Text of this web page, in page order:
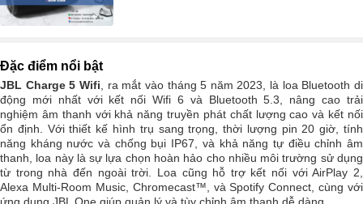
Đặc điểm nổi bật
JBL Charge 5 Wifi, ra mắt vào tháng 5 năm 2023, là loa Bluetooth di
động mới nhất với kết nối Wifi 6 và Bluetooth 5.3, nâng cao trải
nghiệm âm thanh với khả năng truyền phát chất lượng cao và kết nối
ổn định. Với thiết kế hình trụ sang trọng, thời lượng pin 20 giờ, tính
năng kháng nước và chống bụi IP67, và khả năng tự điều chỉnh âm
thanh, loa này là sự lựa chọn hoàn hảo cho nhiều môi trường sử dụng
từ trong nhà đến ngoài trời. Loa cũng hỗ trợ kết nối với AirPlay 2,
Alexa Multi-Room Music, Chromecast™, và Spotify Connect, cùng với